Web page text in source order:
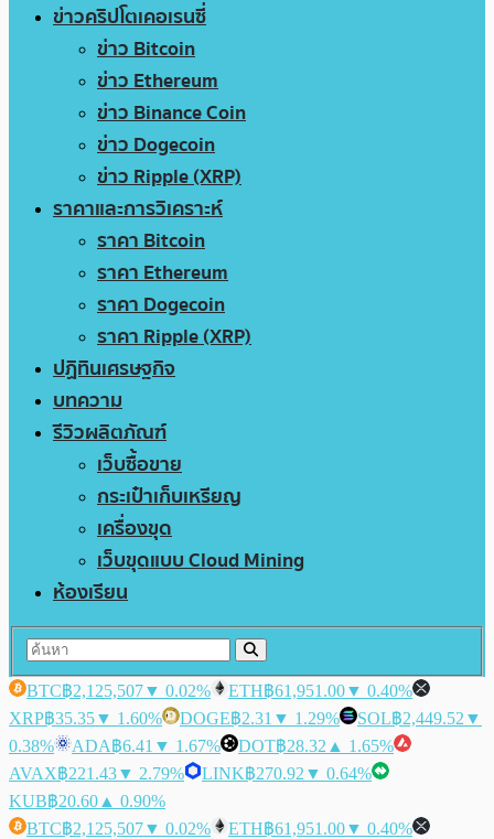
ข่าวคริปโตเคอเรนซี่
ข่าว Bitcoin
ข่าว Ethereum
ข่าว Binance Coin
ข่าว Dogecoin
ข่าว Ripple (XRP)
ราคาและการวิเคราะห์
ราคา Bitcoin
ราคา Ethereum
ราคา Dogecoin
ราคา Ripple (XRP)
ปฏิทินเศรษฐกิจ
บทความ
รีวิวผลิตภัณฑ์
เว็บซื้อขาย
กระเป๋าเก็บเหรียญ
เครื่องขุด
เว็บขุดแบบ Cloud Mining
ห้องเรียน
BTC฿2,125,507▼ 0.02% ETH฿61,951.00▼ 0.40%
XRP฿35.35▼ 1.60% DOGE฿2.31 ▼ 1.29% SOL฿2,449.52 ▼
0.38%
ADA฿6.41 ▼ 1.67% DOT฿28.32 ▲ 1.65%
AVAX฿221.43▼ 2.79% LINK฿270.92 ▼ 0.64%
KUB฿20.60 ▲ 0.90%
BTC฿2,125,507▼ 0.02% ETH฿61,951.00▼ 0.40%